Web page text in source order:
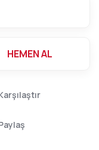
HEMEN AL